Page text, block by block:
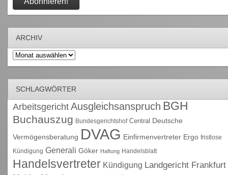
ARCHIV
Archiv
SCHLAGWÖRTER
Arbeitsgericht Ausgleichsanspruch BGH
Buchauszug Bundesgerichtshof Central Deutsche
Vermögensberatung DVAG Einfirmenvertreter Ergo fristlose
Kündigung Generali Göker Haftung Handelsblatt
Handelsvertreter Kündigung Landgericht Frankfurt